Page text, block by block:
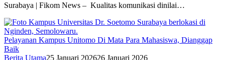
Surabaya | Fikom News – Kualitas komunikasi dinilai…
Pelayanan Kampus Unitomo Di Mata Para Mahasiswa, Dianggap
Baik
Berita Utama25 Januari 202626 Januari 2026